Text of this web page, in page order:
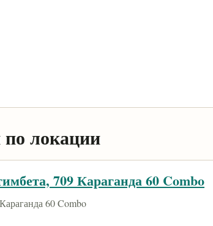
локации
709 Караганда 60 Combo
60 Combo